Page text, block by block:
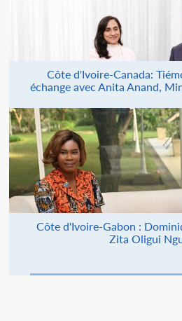
Côte d'Ivoire-Canada:
échange avec Anita Anand,
Côte d'Ivoire-Gabon :
Zita Oligui